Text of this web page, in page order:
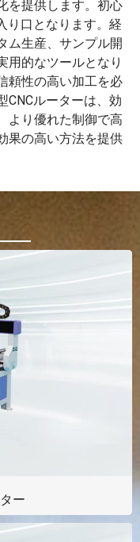
を提供します。初心
り口となります。経
ム生産、サンプル開
用的なツールとなり
頼性の高い加工を必
CNCルーターは、効
より優れた制御で高
果の高い方法を提供
ー